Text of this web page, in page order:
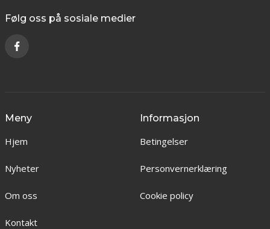
Følg oss på sosiale medier
Meny
Hjem
Nyheter
Om oss
Kontakt
Informasjon
Betingelser
Personvernerklæring
Cookie policy